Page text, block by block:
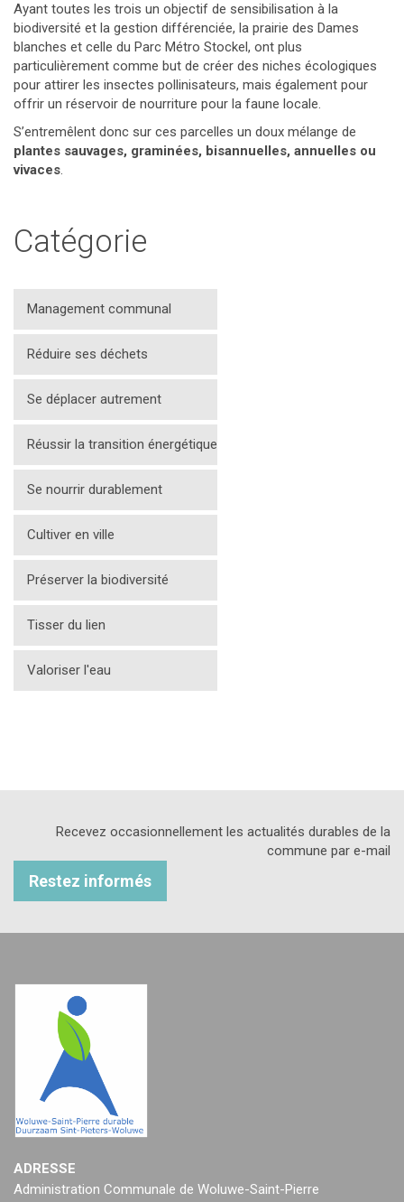
Ayant toutes les trois un objectif de sensibilisation à la
biodiversité et la gestion différenciée, la prairie des Dames
blanches et celle du Parc Métro Stockel, ont plus
particulièrement comme but de créer des niches écologiques
pour attirer les insectes pollinisateurs, mais également pour
offrir un réservoir de nourriture pour la faune locale.
S’entremêlent donc sur ces parcelles un doux mélange de
plantes sauvages, graminées, bisannuelles, annuelles ou
vivaces.
Catégorie
Management communal
Réduire ses déchets
Se déplacer autrement
Réussir la transition énergétique
Se nourrir durablement
Cultiver en ville
Préserver la biodiversité
Tisser du lien
Valoriser l'eau
Recevez occasionnellement les actualités durables de la
commune par e-mail
Restez informés
ADRESSE
Administration Communale de Woluwe-Saint-Pierre